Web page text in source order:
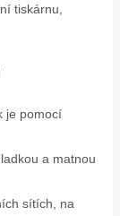
tiskárnu,
je pomocí
a matnou
sítích, na